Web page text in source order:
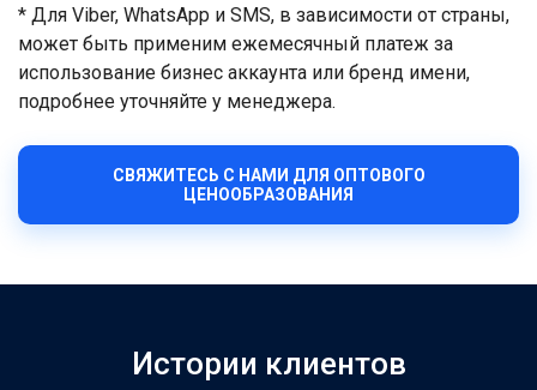
* Для Viber, WhatsApp и SMS, в зависимости от страны,
может быть применим ежемесячный платеж за
использование бизнес аккаунта или бренд имени,
подробнее уточняйте у менеджера.
СВЯЖИТЕСЬ С НАМИ ДЛЯ ОПТОВОГО
ЦЕНООБРАЗОВАНИЯ
Истории клиентов